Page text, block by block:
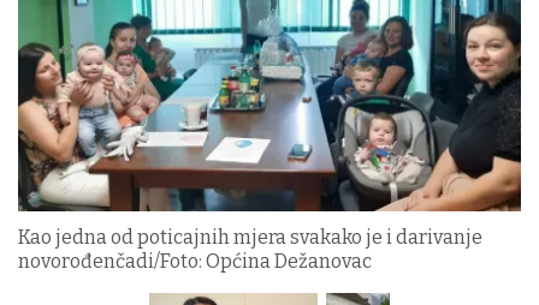
Kao jedna od poticajnih mjera svakako je i darivanje
novorođenčadi/Foto: Općina Dežanovac